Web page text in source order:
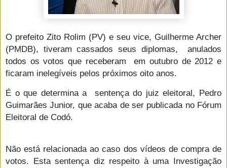
O prefeito Zito Rolim (PV) e seu vice, Guilherme Archer
(PMDB), tiveram cassados seus diplomas, anulados
todos os votos que receberam em outubro de 2012 e
ficaram inelegíveis pelos próximos oito anos.
É o que determina a sentença do juiz eleitoral, Pedro
Guimarães Junior, que acaba de ser publicada no Fórum
Eleitoral de Codó.
Não está relacionada ao caso dos vídeos de compra de
votos. Esta sentença diz respeito à uma Investigação